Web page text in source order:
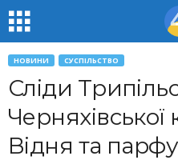
НОВИНИ СУСПІЛЬСТВО
Сліди
Черняхівської
Відня та